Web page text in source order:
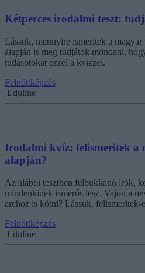
Kétperces irodalmi teszt:
Lássuk, mennyire ismeritek a magyar
alapján is meg tudjátok mondani,
tudásotokat ezzel a kvízzel.
Felnőttképzés
Eduline
Irodalmi kvíz: felismeritek a
alapján?
Az alábbi tesztben felbukkanó írók,
mindenkinek ismerős lesz. Vajon a
archoz is kötni? Lássuk, felismeritek-
Felnőttképzés
Eduline